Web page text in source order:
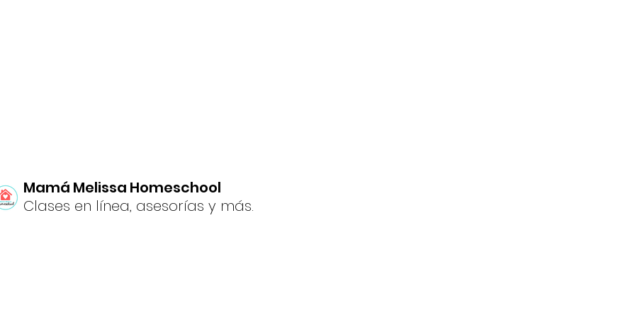
Mamá Melissa Homeschool
Clases en línea, asesorías y más.